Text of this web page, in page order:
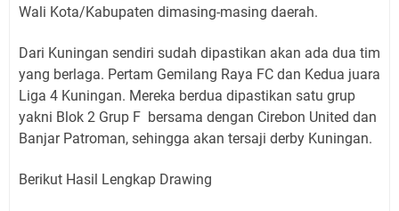
Wali Kota/Kabupaten dimasing-masing daerah.
Dari Kuningan sendiri sudah dipastikan akan ada dua tim
yang berlaga. Pertam Gemilang Raya FC dan Kedua juara
Liga 4 Kuningan. Mereka berdua dipastikan satu grup
yakni Blok 2 Grup F bersama dengan Cirebon United dan
Banjar Patroman, sehingga akan tersaji derby Kuningan.
Berikut Hasil Lengkap Drawing